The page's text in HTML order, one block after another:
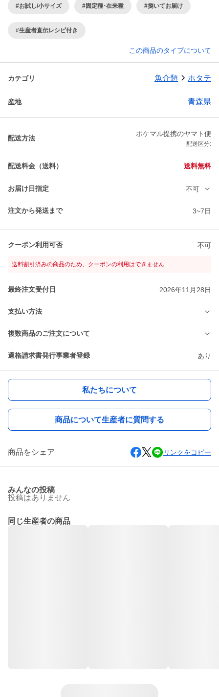
#お試し/小サイズ #固定種･在来種 #捌いてお届け
#生産者直伝レシピ付き
この商品のタイプについて
カテゴリ 魚介類 ホタテ
産地 青森県
配送方法
ポケマル提携のヤマト便
配送区分:
配送料金（送料） 送料無料
お届け日指定 不可
注文から発送まで 3~7日
クーポン利用可否 不可
送料割引済みの商品のため、クーポンの利用はできません
最終注文受付日 2026年11月28日
支払い方法
複数商品のご注文について
適格請求書発行事業者登録 あり
私たちについて
商品について生産者に質問する
商品をシェア リンクをコピー
みんなの投稿
投稿はありません
同じ生産者の商品